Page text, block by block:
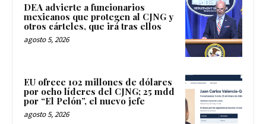
DEA advierte a funcionarios
mexicanos que protegen al CJNG y
otros cárteles, que irá tras ellos
agosto 5, 2026
EU ofrece 102 millones de dólares
por ocho líderes del CJNG; 25 mdd
por “El Pelón”, el nuevo jefe
agosto 5, 2026